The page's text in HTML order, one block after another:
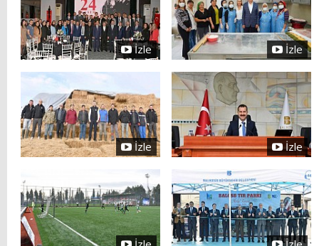
İzle İzle
İzle İzle